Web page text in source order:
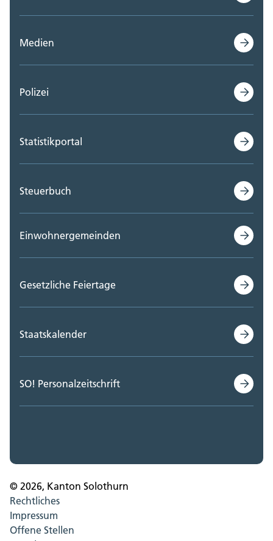
Medien
Polizei
Statistikportal
Steuerbuch
Einwohnergemeinden
Gesetzliche Feiertage
Staatskalender
SO! Personalzeitschrift
© 2026, Kanton Solothurn
Rechtliches
Impressum
Offene Stellen